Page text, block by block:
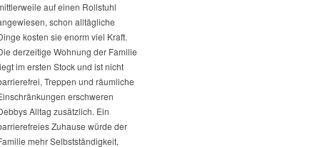
auf einen Rollstuhl
schon alltägliche
kosten sie enorm viel Kraft.
derzeitige Wohnung der Familie
im ersten Stock und ist nicht
Treppen und räumliche
erschweren
Alltag zusätzlich. Ein
Zuhause würde der
mehr Selbstständigkeit,